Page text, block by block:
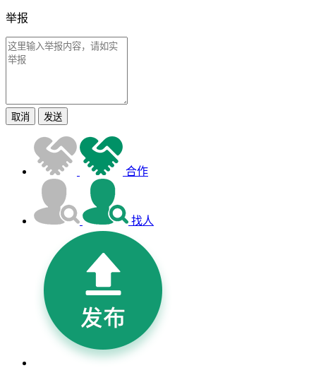
举报
取消 发送
合作
找人